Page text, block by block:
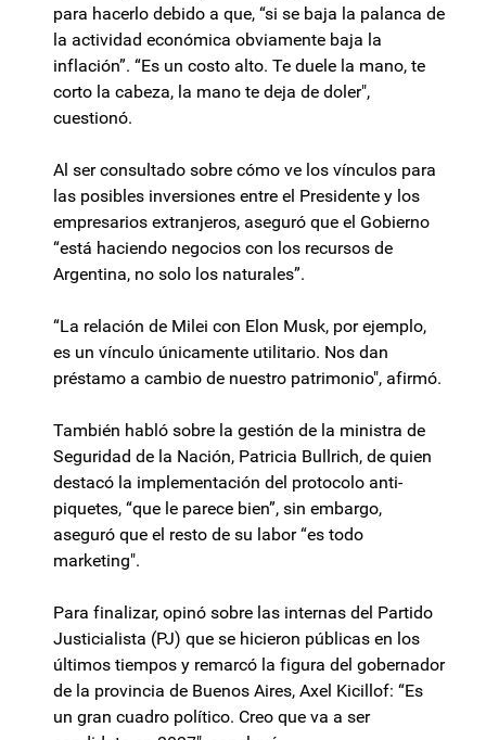
para hacerlo debido a que, “si se baja la palanca de
la actividad económica obviamente baja la
inflación”. “Es un costo alto. Te duele la mano, te
corto la cabeza, la mano te deja de doler",
cuestionó.
Al ser consultado sobre cómo ve los vínculos para
las posibles inversiones entre el Presidente y los
empresarios extranjeros, aseguró que el Gobierno
“está haciendo negocios con los recursos de
Argentina, no solo los naturales”.
“La relación de Milei con Elon Musk, por ejemplo,
es un vínculo únicamente utilitario. Nos dan
préstamo a cambio de nuestro patrimonio", afirmó.
También habló sobre la gestión de la ministra de
Seguridad de la Nación, Patricia Bullrich, de quien
destacó la implementación del protocolo anti-
piquetes, “que le parece bien”, sin embargo,
aseguró que el resto de su labor “es todo
marketing".
Para finalizar, opinó sobre las internas del Partido
Justicialista (PJ) que se hicieron públicas en los
últimos tiempos y remarcó la figura del gobernador
de la provincia de Buenos Aires, Axel Kicillof: “Es
un gran cuadro político. Creo que va a ser